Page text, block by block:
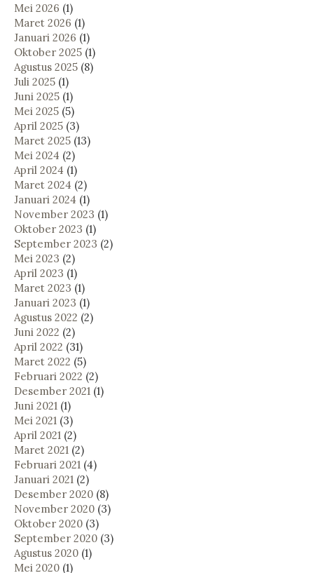
Mei 2026 (1)
Maret 2026 (1)
Januari 2026 (1)
Oktober 2025 (1)
Agustus 2025 (8)
Juli 2025 (1)
Juni 2025 (1)
Mei 2025 (5)
April 2025 (3)
Maret 2025 (13)
Mei 2024 (2)
April 2024 (1)
Maret 2024 (2)
Januari 2024 (1)
November 2023 (1)
Oktober 2023 (1)
September 2023 (2)
Mei 2023 (2)
April 2023 (1)
Maret 2023 (1)
Januari 2023 (1)
Agustus 2022 (2)
Juni 2022 (2)
April 2022 (31)
Maret 2022 (5)
Februari 2022 (2)
Desember 2021 (1)
Juni 2021 (1)
Mei 2021 (3)
April 2021 (2)
Maret 2021 (2)
Februari 2021 (4)
Januari 2021 (2)
Desember 2020 (8)
November 2020 (3)
Oktober 2020 (3)
September 2020 (3)
Agustus 2020 (1)
Mei 2020 (1)